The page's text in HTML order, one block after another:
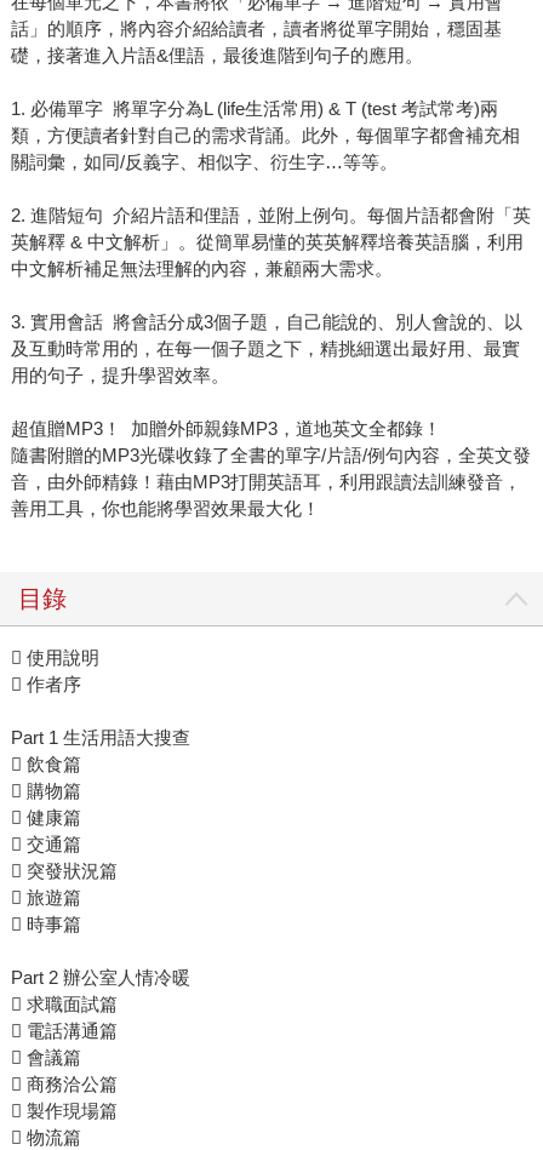
話」的順序，將內容介紹給讀者，讀者將從單字開始，穩固基
礎，接著進入片語&俚語，最後進階到句子的應用。
1. 必備單字 將單字分為L (life生活常用) & T (test 考試常考)兩
類，方便讀者針對自己的需求背誦。此外，每個單字都會補充相
關詞彙，如同/反義字、相似字、衍生字…等等。
2. 進階短句 介紹片語和俚語，並附上例句。每個片語都會附「英
英解釋 & 中文解析」。從簡單易懂的英英解釋培養英語腦，利用
中文解析補足無法理解的內容，兼顧兩大需求。
3. 實用會話 將會話分成3個子題，自己能說的、別人會說的、以
及互動時常用的，在每一個子題之下，精挑細選出最好用、最實
用的句子，提升學習效率。
超值贈MP3！ 加贈外師親錄MP3，道地英文全都錄！
隨書附贈的MP3光碟收錄了全書的單字/片語/例句內容，全英文發
音，由外師精錄！藉由MP3打開英語耳，利用跟讀法訓練發音，
善用工具，你也能將學習效果最大化！
目錄
 使用說明
 作者序
Part 1 生活用語大搜查
 飲食篇
 購物篇
 健康篇
 交通篇
 突發狀況篇
 旅遊篇
 時事篇
Part 2 辦公室人情冷暖
 求職面試篇
 電話溝通篇
 會議篇
 商務洽公篇
 製作現場篇
 物流篇